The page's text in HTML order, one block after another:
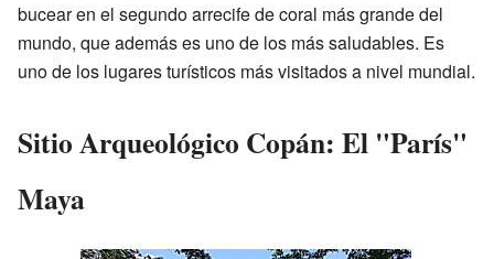
bucear en el segundo arrecife de coral más grande del
mundo, que además es uno de los más saludables. Es
uno de los lugares turísticos más visitados a nivel mundial.
Sitio Arqueológico Copán: El "París"
Maya